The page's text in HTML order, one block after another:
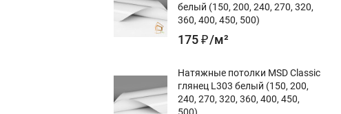
белый (150, 200, 240, 270, 320,
360, 400, 450, 500)
175₽/м²
Натяжные потолки MSD Classic
глянец L303 белый (150, 200,
240, 270, 320, 360, 400, 450,